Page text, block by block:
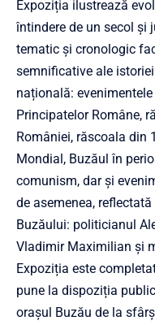
Expoziția ilustrează
întindere de un secol și
tematic și cronologic
semnificative ale
națională:
Principatelor Române,
României, răscoala din
Mondial, Buzăul în
comunism, dar și
de asemenea,
Buzăului: politicianul
Vladimir Maximilian și
Expoziția este
pune la dispoziția
orașul Buzău de la